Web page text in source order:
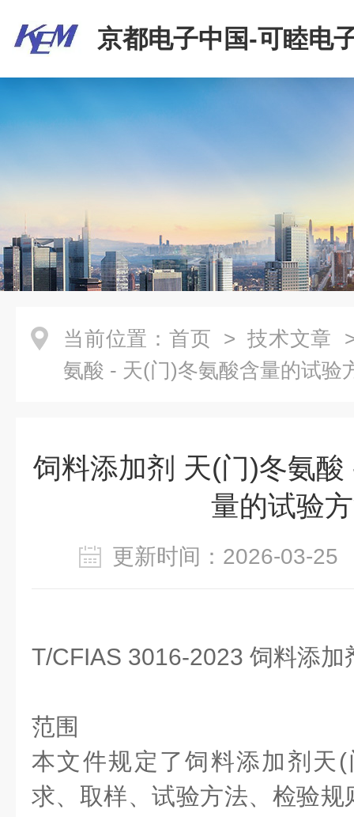
京都电子中国-可睦电
商贸有限公司
当前位置： 首页 > 技术文章
氨酸 - 天(门)冬氨酸含量的试验
饲料添加剂 天(门)冬氨
量的试验
更新时间：2026-03-
T/CFIAS 3016-2023 饲料添加
范围
本文件规定了饲料添加剂天
求、取样、试验方法、检验